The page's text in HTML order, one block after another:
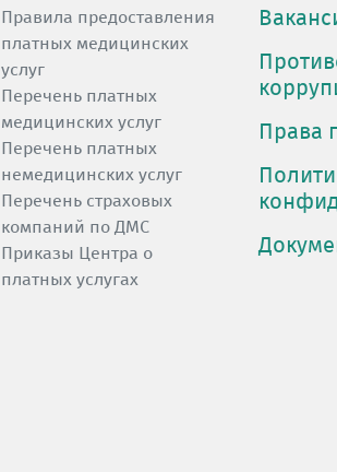
Правила предоставления
платных медицинских
услуг
Перечень платных
медицинских услуг
Перечень платных
немедицинских услуг
Перечень страховых
компаний по ДМС
Приказы Центра о
платных услугах
Права